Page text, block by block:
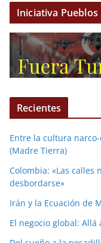
Iniciativa Pueblos
Recientes
Entre la cultura
(Madre Tierra)
Colombia: «Las
desbordarse»
Irán y la Ecuación de
El negocio global: